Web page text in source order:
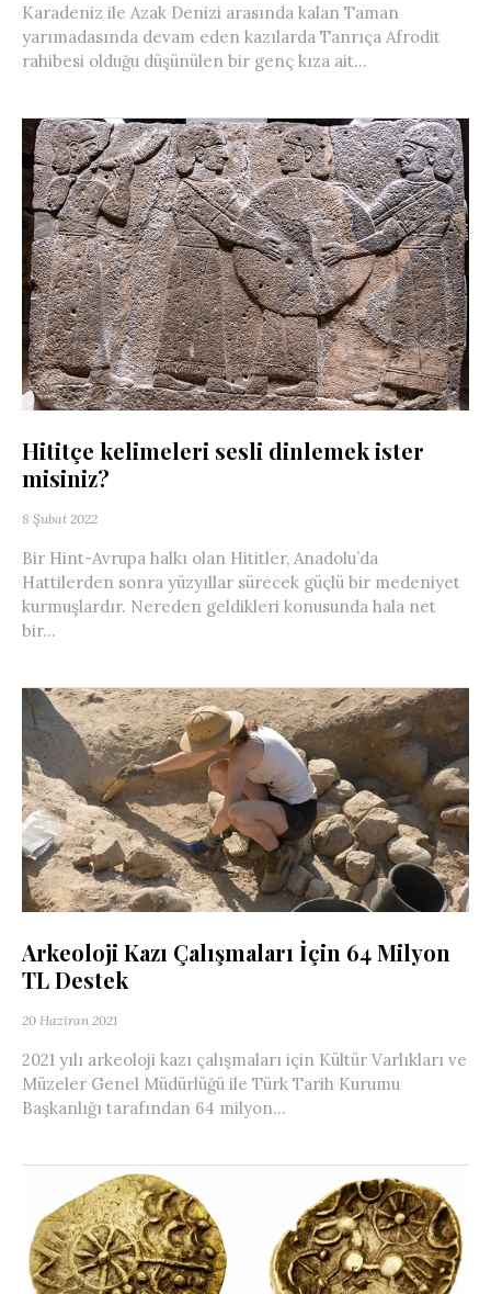
Karadeniz ile Azak Denizi arasında kalan Taman
yarımadasında devam eden kazılarda Tanrıça Afrodit
rahibesi olduğu düşünülen bir genç kıza ait...
Hititçe kelimeleri sesli dinlemek ister
misiniz?
8 Şubat 2022
Bir Hint-Avrupa halkı olan Hititler, Anadolu’da
Hattilerden sonra yüzyıllar sürecek güçlü bir medeniyet
kurmuşlardır. Nereden geldikleri konusunda hala net
bir...
Arkeoloji Kazı Çalışmaları İçin 64 Milyon
TL Destek
20 Haziran 2021
2021 yılı arkeoloji kazı çalışmaları için Kültür Varlıkları ve
Müzeler Genel Müdürlüğü ile Türk Tarih Kurumu
Başkanlığı tarafından 64 milyon...